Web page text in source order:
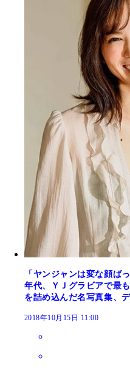
「ヤンジャンは変な顔ば
年代、ＹＪグラビアで最
を詰め込んだ名写真集、
2018年10月15日 11:00